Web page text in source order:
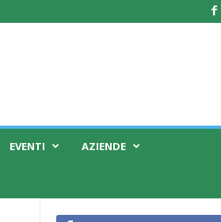
EVENTI AZIENDE